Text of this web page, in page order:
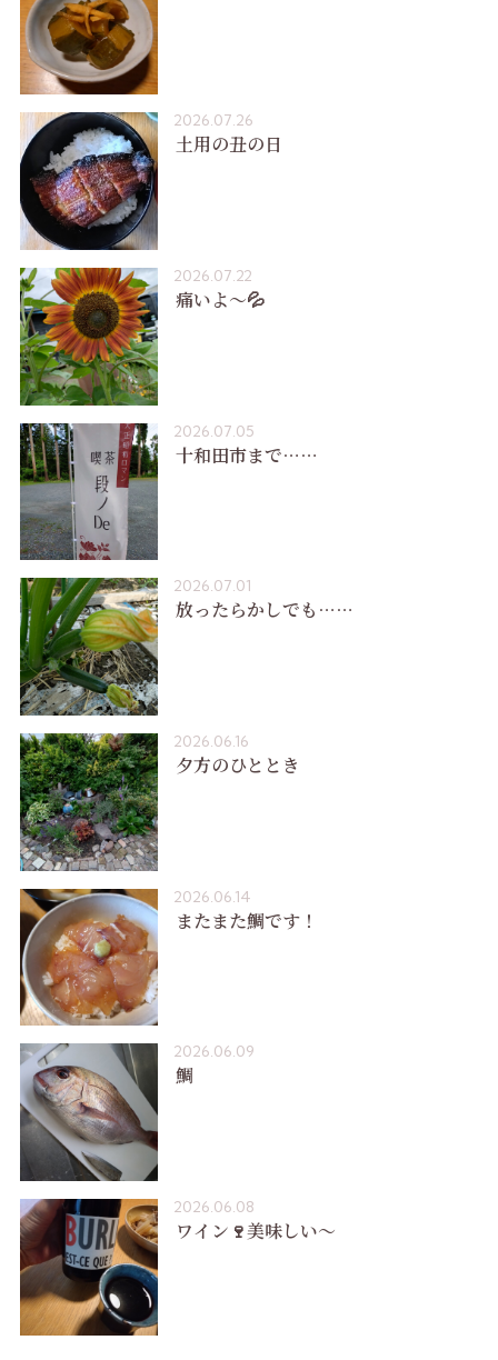
2026.07.26
土用の丑の日
2026.07.22
痛いよ〜💦
2026.07.05
十和田市まで……
2026.07.01
放ったらかしでも……
2026.06.16
夕方のひととき
2026.06.14
またまた鯛です！
2026.06.09
鯛
2026.06.08
ワイン🍷美味しい〜